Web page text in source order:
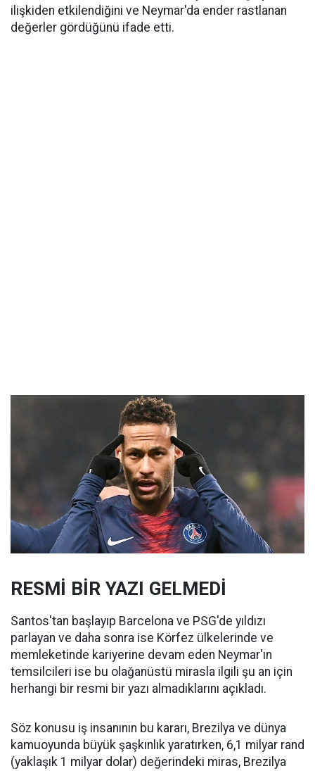
ilişkiden etkilendiğini ve Neymar'da ender rastlanan
değerler gördüğünü ifade etti.
RESMİ BİR YAZI GELMEDİ
Santos'tan başlayıp Barcelona ve PSG'de yıldızı
parlayan ve daha sonra ise Körfez ülkelerinde ve
memleketinde kariyerine devam eden Neymar'ın
temsilcileri ise bu olağanüstü mirasla ilgili şu an için
herhangi bir resmi bir yazı almadıklarını açıkladı.
Söz konusu iş insanının bu kararı, Brezilya ve dünya
kamuoyunda büyük şaşkınlık yaratırken, 6,1 milyar rand
(yaklaşık 1 milyar dolar) değerindeki miras, Brezilya